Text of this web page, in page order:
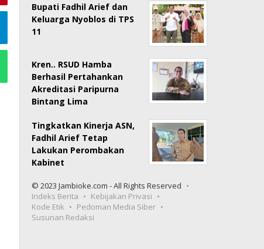
Bupati Fadhil Arief dan
Keluarga Nyoblos di TPS
11
Kren.. RSUD Hamba
Berhasil Pertahankan
Akreditasi Paripurna
Bintang Lima
Tingkatkan Kinerja ASN,
Fadhil Arief Tetap
Lakukan Perombakan
Kabinet
© 2023 Jambioke.com - All Rights Reserved
Indeks Berita
Kebijakan Privasi
Kode Etik
Pedoman Media Siber
Susunan Redaksi